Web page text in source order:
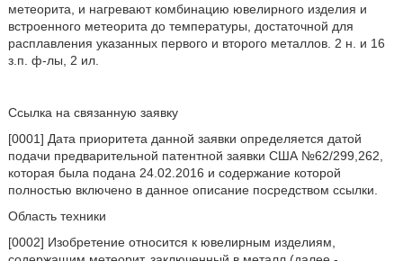
метеорита, и нагревают комбинацию ювелирного изделия и
встроенного метеорита до температуры, достаточной для
расплавления указанных первого и второго металлов. 2 н. и 16
з.п. ф-лы, 2 ил.
Ссылка на связанную заявку
[0001] Дата приоритета данной заявки определяется датой
подачи предварительной патентной заявки США №62/299,262,
которая была подана 24.02.2016 и содержание которой
полностью включено в данное описание посредством ссылки.
Область техники
[0002] Изобретение относится к ювелирным изделиям,